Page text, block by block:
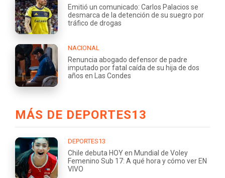
Emitió un comunicado: Carlos Palacios se
desmarca de la detención de su suegro por
tráfico de drogas
NACIONAL
Renuncia abogado defensor de padre
imputado por fatal caída de su hija de dos
años en Las Condes
MÁS DE DEPORTES13
DEPORTES13
Chile debuta HOY en Mundial de Voley
Femenino Sub 17: A qué hora y cómo ver EN
VIVO